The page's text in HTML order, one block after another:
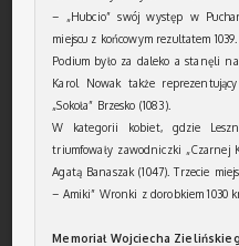
– „Hubcio” swój występ w
miejscu z końcowym rezultatem 1039.
Podium było za daleko a stanęli
Karol Nowak także
„Sokoła” Brzesko (1083).
W kategorii kobiet, gdzie
triumfowały zawodniczki „Czarnej
Agatą Banaszak (1047). Trzecie
– Amiki” Wronki z dorobkiem 1030
Memoriał Wojciecha